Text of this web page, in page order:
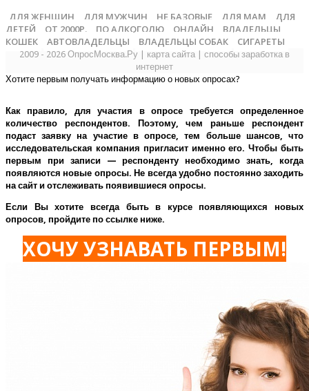
ДЛЯ ЖЕНЩИН ДЛЯ МУЖЧИН НЕ БАЗОВЫЕ ДЛЯ МАМ
ДЛЯ
ДЕТЕЙ
ОТ 2000Р. ПО АЛКОГОЛЮ ОНЛАЙН
ВЛАДЕЛЬЦЫ
КОШЕК
АВТОВЛАДЕЛЬЦЫ ВЛАДЕЛЬЦЫ СОБАК СИГАРЕТЫ
2009 - 2026 ОпросМосква.Ру карта сайта
способы заработка в
интернет
Хотите первым получать информацию о новых опросах?
Как правило, для участия в опросе требуется определенное
количество респондентов. Поэтому, чем раньше респондент
подаст заявку на участие в опросе, тем больше шансов, что
исследовательская компания пригласит именно его.Чтобы быть
первым при записи — респонденту необходимо знать, когда
появляются новые опросы. Не всегда удобно постоянно заходить
на сайт и отслеживать появившиеся опросы.
Если Вы хотите всегда быть в курсе появляющихся новых
опросов, пройдите по ссылке ниже.
ХОЧУ УЗНАВАТЬ ПЕРВЫМ!